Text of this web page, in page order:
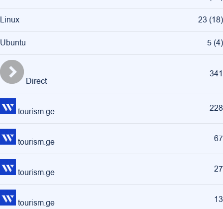
Linux 23 (18)
Ubuntu 5 (4)
Direct
341
tourism.ge 228
tourism.ge 67
tourism.ge 27
tourism.ge 13